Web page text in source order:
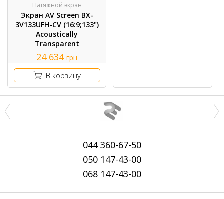
Натяжной экран
Экран AV Screen BX-
3V133UFH-CV (16:9;133")
Acoustically
Transparent
24 634 грн
В корзину
044360-67-50
050147-43-00
068147-43-00